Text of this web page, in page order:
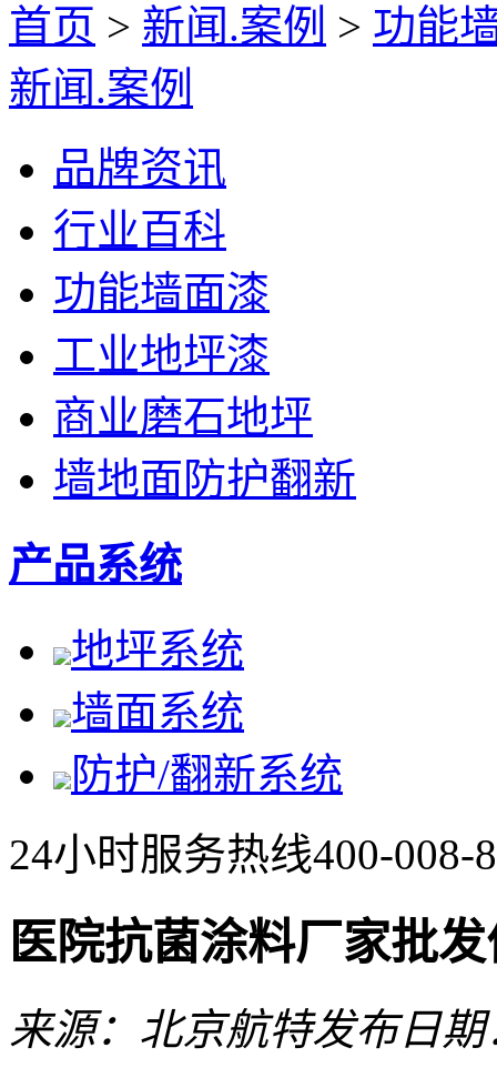
首页 > 新闻.案例 > 功能
新闻.案例
品牌资讯
行业百科
功能墙面漆
工业地坪漆
商业磨石地坪
墙地面防护翻新
产品系统
地坪系统
墙面系统
防护/翻新系统
24小时服务热线400-008-
医院抗菌涂料厂家批
来源：北京航特发布日期